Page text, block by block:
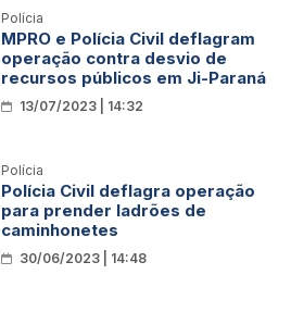
Polícia
MPRO e Polícia Civil deflagram
operação contra desvio de
recursos públicos em Ji-Paraná
13/07/2023 | 14:32
Polícia
Polícia Civil deflagra operação
para prender ladrões de
caminhonetes
30/06/2023 | 14:48